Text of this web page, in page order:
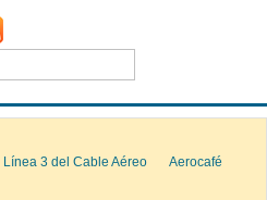
Línea 3 del Cable Aéreo
Aerocafé